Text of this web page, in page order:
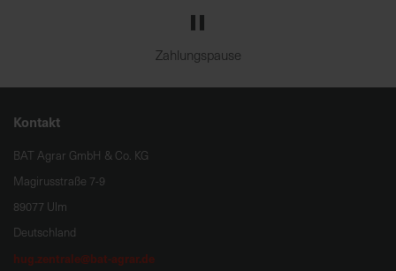
Zahlungspause
Kontakt
BAT Agrar GmbH & Co. KG
Magirusstraße 7-9
89077 Ulm
Deutschland
hug.zentrale@bat-agrar.de